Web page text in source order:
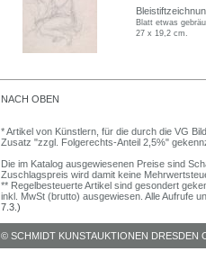
Blatt etwas
27 x 19,2 cm.
NACH OBEN
* Artikel von Künstlern, für die durch die VG
Zusatz "zzgl. Folgerechts-Anteil 2,5%"
Die im Katalog ausgewiesenen Preise sind
Zuschlagspreis wird damit keine
** Regelbesteuerte Artikel sind gesondert
inkl. MwSt (brutto) ausgewiesen. Alle Aufrufe
7.3.)
© SCHMIDT KUNSTAUKTIONEN DRESDEN